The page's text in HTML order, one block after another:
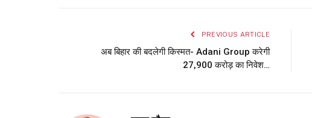
PREVIOUS ARTICLE
अब बिहार की बदलेगी किस्मत- Adani Group करेगी
27,900 करोड़ का निवेश…